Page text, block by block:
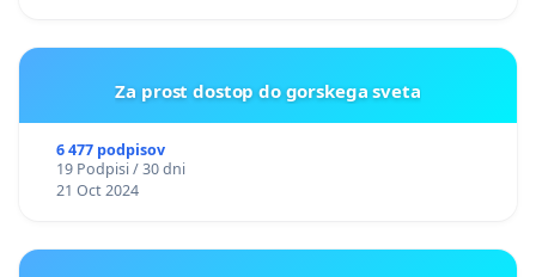
Za prost dostop do gorskega sveta
6 477 podpisov
19 Podpisi / 30 dni
21 Oct 2024